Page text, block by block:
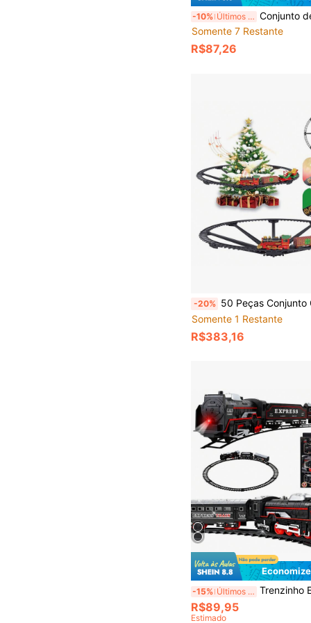
-10% Últimos 3 dias Conjunto de Trem Elétrico Infantil, Locomotiva a Vapor Vintage com Luzes, Som, Fumaça e Apito, Inclui Pista Completa e Vagões de Carga,
Somente 7 Restante
R$87,26
-20% 50 Peças Conjunto Clássico de Trem de Natal - Conjunto de Enfeites Inclui Trem do Papai Noel, Trem Elétrico Clássico para Montar, Fumaça Realista, Efeitos Sonoros e
Somente 1 Restante
R$383,16
-15% Últimos 3 dias Trenzinho Elétrico Pilha Locomotiva Farol 3
R$89,95
Estimado